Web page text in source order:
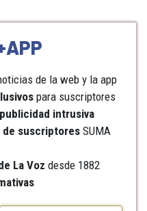
de la web y la app
para suscriptores
intrusiva
de suscriptores SUMA
La Voz desde 1882